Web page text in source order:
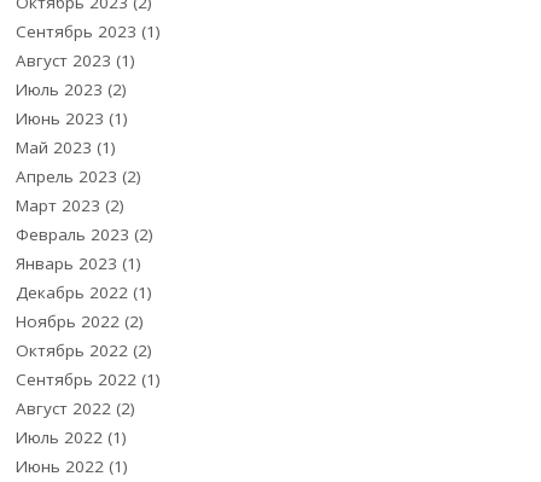
Сентябрь 2023 (1)
Август 2023 (1)
Июль 2023 (2)
Июнь 2023 (1)
Май 2023 (1)
Апрель 2023 (2)
Март 2023 (2)
Февраль 2023 (2)
Январь 2023 (1)
Декабрь 2022 (1)
Ноябрь 2022 (2)
Октябрь 2022 (2)
Сентябрь 2022 (1)
Август 2022 (2)
Июль 2022 (1)
Июнь 2022 (1)